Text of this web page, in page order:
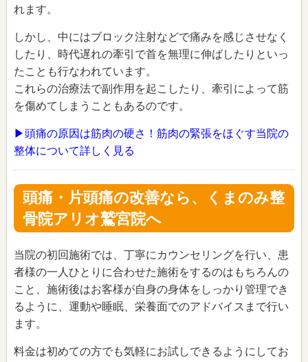
れます。
しかし、中にはブロック注射などで痛みを感じさせなく
したり、時代遅れの牽引で首を無理に伸ばしたりといっ
たことも行なわれています。
これらの治療法で副作用を起こしたり、牽引によって筋
を傷めてしまうこともあるのです。
▶頭痛の原因は筋肉の硬さ！筋肉の緊張をほぐす当院の
整体について詳しく見る
頭痛・片頭痛の改善なら、くまのみ整
骨院アリオ鷲宮院へ
当院の初回施術では、丁寧にカウンセリングを行い、患
者様の一人ひとりに合わせた施術をするのはもちろんの
こと、施術後はお客様が自身の身体をしっかり管理でき
るように、運動や睡眠、栄養面でのアドバイスまで行い
ます。
料金は初めての方でも気軽にお試しできるようにしてお